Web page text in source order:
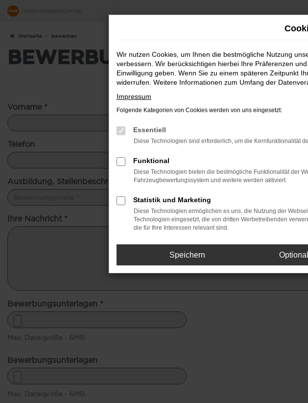
Zum
springen
Startseite bewerben
BEWERBUNG BEI MAZ
Vorname *
Telefon
Ausbildung, Stellenbeschreibung, Projektarbeit oder Praktikum*
Ihre Nachricht *
Bewerbungsunterlagen *
Max. Dateigröße - 6MB.
Bewerbungsunterlagen
Max. Dateigröße - 6MB.
Wir nutzen Cookies, um Ihnen die bestmögliche Nutzung
verbessern. Wir berücksichtigen hierbei Ihre Präferenzen
Einwilligung geben. Wenn Sie zu einem späteren Zeitpunkt
widerrufen. Weitere Informationen zum Umfang der
Impressum
Folgende Kategorien von Cookies werden von uns eingesetzt:
Essentiell
Diese Technologien sind erforderlich, um die Kernfunktionalität
Funktional
Diese Technologien bieten die bestmögliche Funktionalität der
Fahrzeugbewertungssystem und weitere werden aktiviert.
Statistik und Marketing
Diese Technologien ermöglichen es uns, die Nutzung der
Technologien eingesetzt, die von dritten Werbetreibenden
die für Ihre Interessen relevant sind.
Speichern